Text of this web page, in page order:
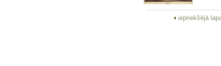
iepriekšējā